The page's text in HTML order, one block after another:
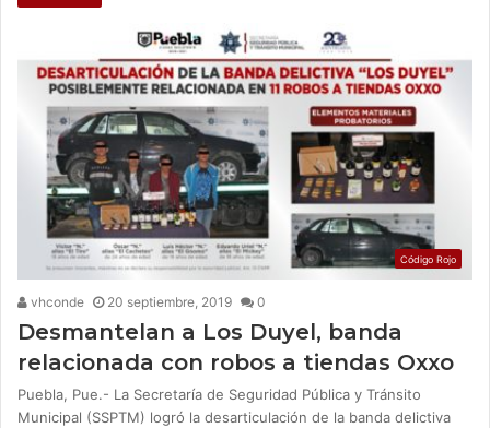
Código Rojo
vhconde 20 septiembre, 2019 0
Desmantelan a Los Duyel, banda
relacionada con robos a tiendas Oxxo
Puebla, Pue.- La Secretaría de Seguridad Pública y Tránsito
Municipal (SSPTM) logró la desarticulación de la banda delictiva